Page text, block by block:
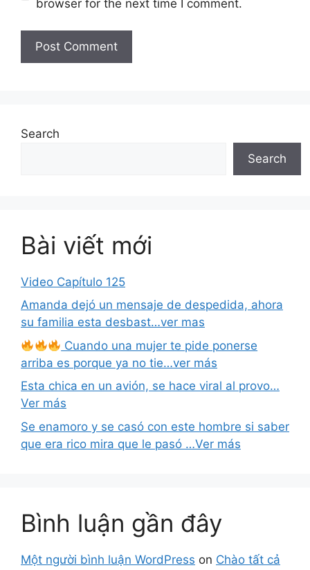
browser for the next time I comment.
Search
Search
Bài viết mới
Video Capítulo 125
Amanda dejó un mensaje de despedida, ahora
su familia esta desbast…ver mas
Cuando una mujer te pide ponerse
arriba es porque ya no tie…ver más
Esta chica en un avión, se hace viral al provo…
Ver más
Se enamoro y se casó con este hombre si saber
que era rico mira que le pasó …Ver más
Bình luận gần đây
Một người bình luận WordPress on Chào tất cả